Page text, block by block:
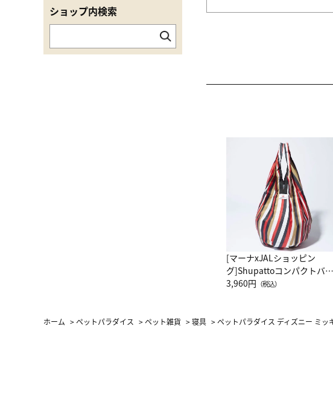
[マーナxJALショッピン
グ]Shupattoコンパクトバッ
グ Drop JAL客室乗務員
3,960円 （税込）
ショップ内検索
ホーム >ペットパラダイス >ペット雑貨 >寝具 >ペットパラダイス ディズニー ミ